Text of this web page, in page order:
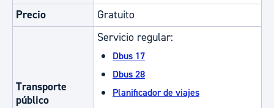
Precio Gratuito
Transporte
público
Servicio regular:
Dbus 17
Dbus 28
Planificador de viajes